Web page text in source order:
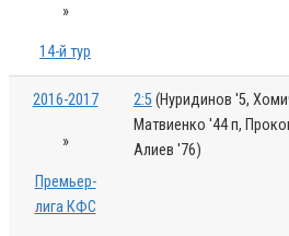
»
14-й тур
2016-2017
»
Премьер-
лига КФС
2:5(Нуридинов '5,
Матвиенко '44 п,
Алиев '76)